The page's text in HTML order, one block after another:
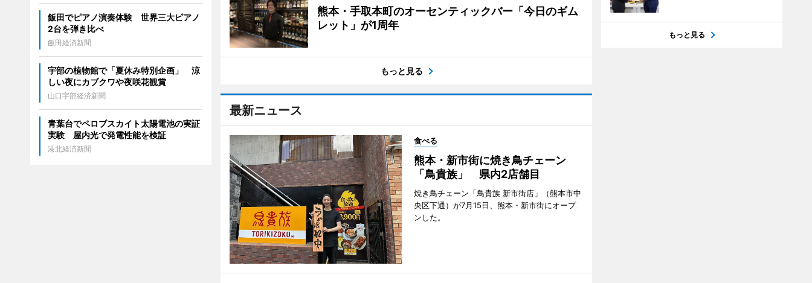
熊本・手取本町のオーセンティックバー「今日のギム
レット」が1周年
もっと見る
最新ニュース
食べる
熊本・新市街に焼き鳥チェーン
「鳥貴族」 県内2店舗目
焼き鳥チェーン「鳥貴族 新市街店」（熊本市中
央区下通）が7月15日、熊本・新市街にオープ
ンした。
飯田でピアノ演奏体験 世界三大ピアノ
2台を弾き比べ
飯田経済新聞
宇部の植物館で「夏休み特別企画」 涼
しい夜にカブクワや夜咲花観賞
山口宇部経済新聞
青葉台でペロブスカイト太陽電池の実証
実験 屋内光で発電性能を検証
港北経済新聞
もっと見る